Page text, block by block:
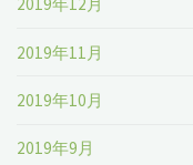
2019年11月
2019年10月
2019年9月